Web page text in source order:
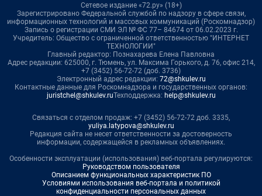
Сетевое издание «72.ру» (18+)
Зарегистрировано Федеральной службой по надзору в сфере связи,
информационных технологий и массовых коммуникаций (Роскомнадзор)
Запись о регистрации СМИ ЭЛ № ФС 77– 84674 от 06.02.2023 г.
Учредитель: Общество с ограниченной ответственностью "ИНТЕРНЕТ
ТЕХНОЛОГИИ"
Главный редактор: Познахарева Елена Павловна
Адрес редакции: 625000, г. Тюмень, ул. Максима Горького, д. 76, офис 214,
+7 (3452) 56-72-72 (доб. 3736)
Электронный адрес редакции: 72@shkulev.ru
Контактные данные для Роскомнадзора и государственных органов:
juristchel@shkulev.ruТехподдержка: help@shkulev.ru
Связаться с отделом продаж: +7 (3452) 56-72-72 доб. 3335,
yuliya.latypova@shkulev.ru
Редакция сайта не несет ответственности за достоверность
информации, содержащейся в рекламных объявлениях.
Особенности эксплуатации (использования) веб-портала регулируются:
Руководством пользователя
Описанием функциональных характеристик ПО
Условиями использования веб-портала и политикой
конфиденциальности персональных данных